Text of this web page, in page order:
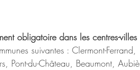
obligatoire dans les centres-villes
suivantes : Clermont-Ferrand,
Pont-du-Château, Beaumont,